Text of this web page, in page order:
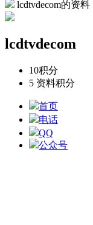
lcdtvdecom的资料
lcdtvdecom
10积分
5 资料积分
首页
电话
QQ
公众号